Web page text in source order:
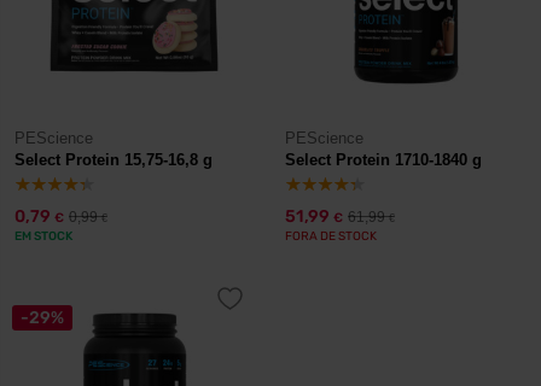
PEScience
Select Protein 15,75-16,8 g
0,79 € 0,99€
EM STOCK
PEScience
Select Protein 1710-1840 g
51,99 € 61,99€
FORA DE STOCK
-29%